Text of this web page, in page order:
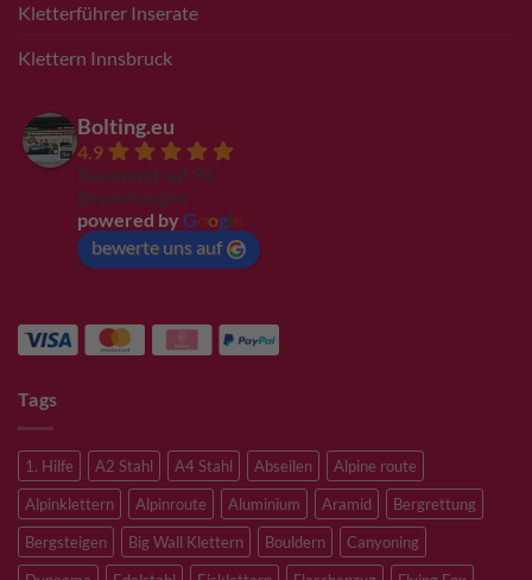
Kletterführer Inserate
Klettern Innsbruck
Bolting.eu
4.9
Basierend auf 94
Bewertungen
powered by G ogl
bewerte uns auf
Tags
1. Hilfe A2 Stahl A4 Stahl Abseilen
Alpine route
Alpinklettern
Alpinroute Aluminium Aramid
Bergrettung
Bergsteigen
Big Wall Klettern Bouldern
Canyoning